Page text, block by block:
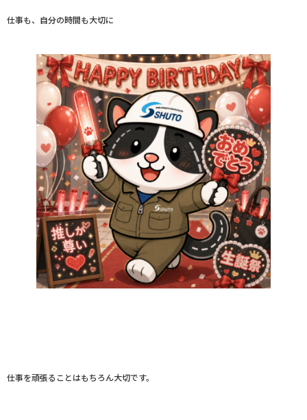
仕事も、自分の時間も大切に
仕事を頑張ることはもちろん大切です。